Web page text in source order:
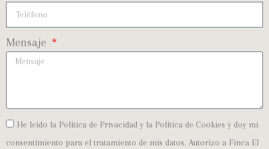
Mensaje
He leído la Política de Privacidad y la Política de Cookies y doy mi
consentimiento para el tratamiento de mis datos. Autorizo a Finca El